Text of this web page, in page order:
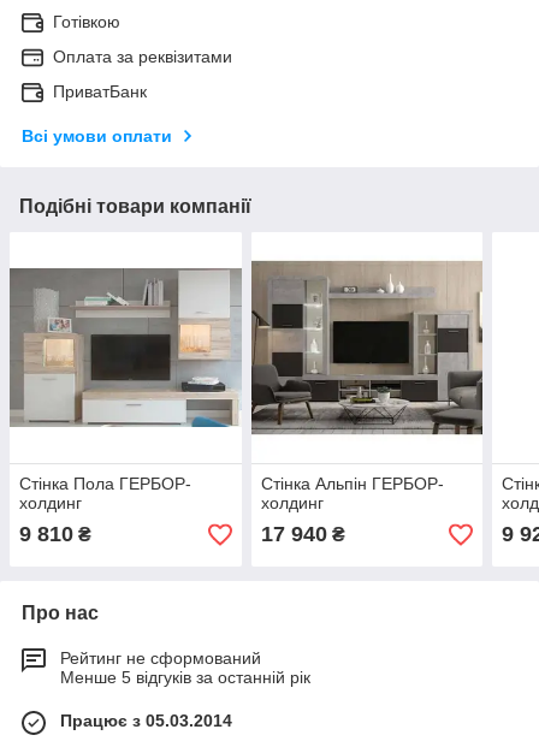
Готівкою
Оплата за реквізитами
ПриватБанк
Всі умови оплати
Подібні товари компанії
Стінка Пола ГЕРБОР-
холдинг
9 810 ₴
Стінка Альпін ГЕРБОР-
холдинг
17 940₴ 9
Про нас
Рейтинг не сформований
Менше 5 відгуків за останній рік
Працює з 05.03.2014